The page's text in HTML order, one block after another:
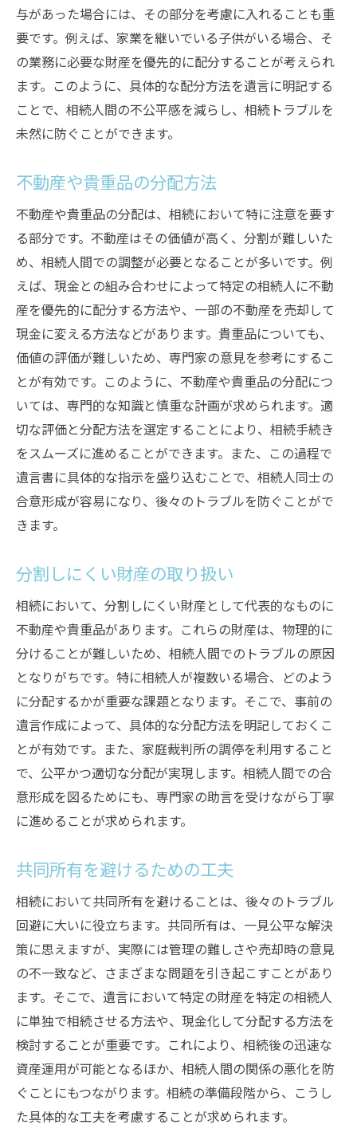
与があった場合には、その部分を考慮に入れることも重
要です。例えば、家業を継いでいる子供がいる場合、そ
の業務に必要な財産を優先的に配分することが考えられ
ます。このように、具体的な配分方法を遺言に明記する
ことで、相続人間の不公平感を減らし、相続トラブルを
未然に防ぐことができます。
不動産や貴重品の分配方法
不動産や貴重品の分配は、相続において特に注意を要す
る部分です。不動産はその価値が高く、分割が難しいた
め、相続人間での調整が必要となることが多いです。例
えば、現金との組み合わせによって特定の相続人に不動
産を優先的に配分する方法や、一部の不動産を売却して
現金に変える方法などがあります。貴重品についても、
価値の評価が難しいため、専門家の意見を参考にするこ
とが有効です。このように、不動産や貴重品の分配につ
いては、専門的な知識と慎重な計画が求められます。適
切な評価と分配方法を選定することにより、相続手続き
をスムーズに進めることができます。また、この過程で
遺言書に具体的な指示を盛り込むことで、相続人同士の
合意形成が容易になり、後々のトラブルを防ぐことがで
きます。
分割しにくい財産の取り扱い
相続において、分割しにくい財産として代表的なものに
不動産や貴重品があります。これらの財産は、物理的に
分けることが難しいため、相続人間でのトラブルの原因
となりがちです。特に相続人が複数いる場合、どのよう
に分配するかが重要な課題となります。そこで、事前の
遺言作成によって、具体的な分配方法を明記しておくこ
とが有効です。また、家庭裁判所の調停を利用すること
で、公平かつ適切な分配が実現します。相続人間での合
意形成を図るためにも、専門家の助言を受けながら丁寧
に進めることが求められます。
共同所有を避けるための工夫
相続において共同所有を避けることは、後々のトラブル
回避に大いに役立ちます。共同所有は、一見公平な解決
策に思えますが、実際には管理の難しさや売却時の意見
の不一致など、さまざまな問題を引き起こすことがあり
ます。そこで、遺言において特定の財産を特定の相続人
に単独で相続させる方法や、現金化して分配する方法を
検討することが重要です。これにより、相続後の迅速な
資産運用が可能となるほか、相続人間の関係の悪化を防
ぐことにもつながります。相続の準備段階から、こうし
た具体的な工夫を考慮することが求められます。